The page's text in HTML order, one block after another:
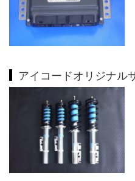
アイコードオリジナル